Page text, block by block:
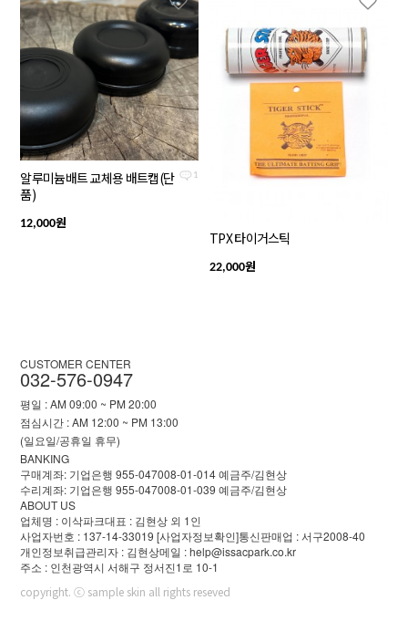
1
알루미늄배트 교체용 배트캡(단
품)
12,000원
TPX 타이거스틱
22,000원
CUSTOMER CENTER
032-576-0947
평일 : AM 09:00 ~ PM 20:00
점심시간 : AM 12:00 ~ PM 13:00
(일요일/공휴일 휴무)
BANKING
구매계좌: 기업은행 955-047008-01-014 예금주/김현상
수리계좌: 기업은행 955-047008-01-039 예금주/김현상
ABOUT US
업체명 : 이삭파크대표 : 김현상 외 1인
사업자번호 : 137-14-33019[사업자정보확인]통신판매업 : 서구2008-40
개인정보취급관리자 : 김현상메일 : help@issacpark.co.kr
주소 : 인천광역시 서해구 정서진1로 10-1
copyright. ⓒ sample skin all rights reseved